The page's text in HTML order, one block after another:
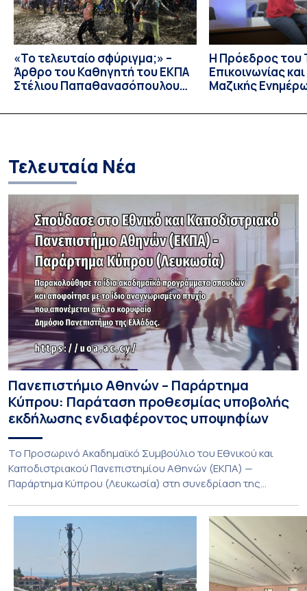
«Το τελευταίο σφύριγμα;» –
Άρθρο του Καθηγητή του ΕΚΠΑ
Στέλιου Παπαθανασόπουλου
Η Πρόεδρος του
Επικοινωνίας
Μαζικής
Καθηγήτρια
Τελευταία Νέα
Πανεπιστήμιο Αθηνών – Παράρτημα
Κύπρου: Παράταση προθεσμίας υποβολής
εκδήλωσης ενδιαφέροντος υποψηφίων
Το Προσωρινό Ακαδημαϊκό Συμβούλιο του Εθνικού και
Καποδιστριακού Πανεπιστημίου Αθηνών (ΕΚΠΑ) —
Παράρτημα Κύπρου (Λευκωσία) στη συνεδρίαση της
παράταση της προθεσμίας υποβολής εκδήλωσης
ενδιαφέροντος για την φοίτηση σε Προγράμματα Σπουδών,
Τμημάτων του Πανεπιστημίου μας στο Παράρτημα Κύπρου
για το ακαδημαϊκό έτος 2026-2027, έως τη Δευτέρα 31
Αυγούστου 2026. […]